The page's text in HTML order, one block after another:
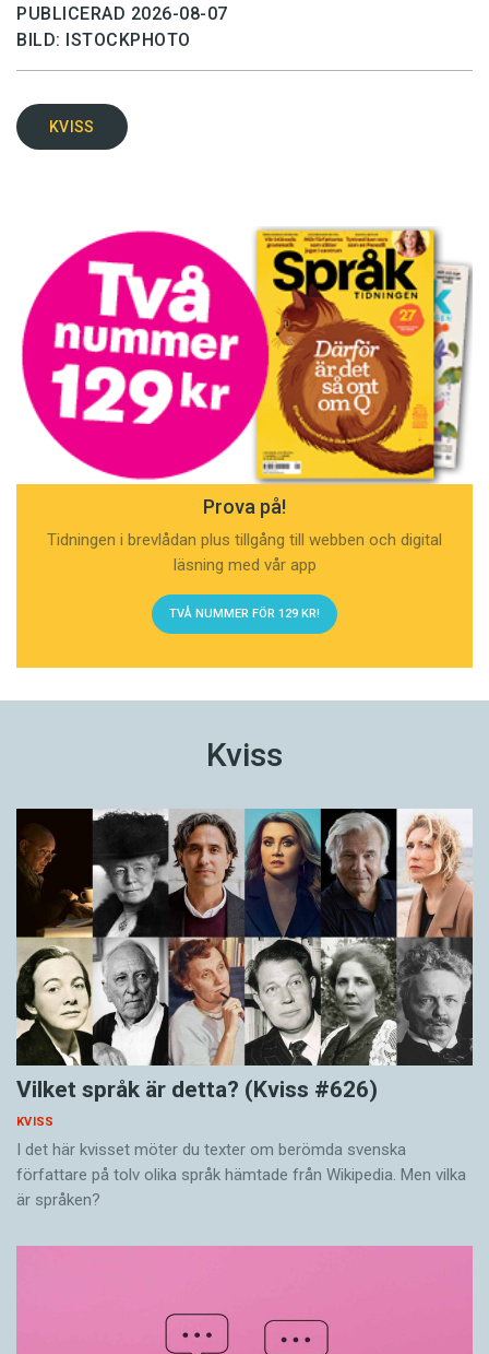
PUBLICERAD 2026-08-07
BILD: ISTOCKPHOTO
KVISS
Prova på!
Tidningen i brevlådan plus tillgång till webben och digital
läsning med vår app
TVÅ NUMMER FÖR 129 KR!
Kviss
Vilket språk är detta? (Kviss #626)
KVISS
I det här kvisset möter du texter om berömda svenska
författare på tolv olika språk hämtade från Wikipedia. Men vilka
är språken?